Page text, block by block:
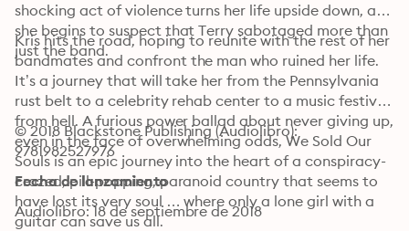
shocking act of violence turns her life upside down, and
she begins to suspect that Terry sabotaged more than
just the band.
Kris hits the road, hoping to reunite with the rest of her
bandmates and confront the man who ruined her life.
It’s a journey that will take her from the Pennsylvania
rust belt to a celebrity rehab center to a music festival
from hell. A furious power ballad about never giving up,
even in the face of overwhelming odds, We Sold Our
Souls is an epic journey into the heart of a conspiracy-
crazed, pill-popping, paranoid country that seems to
have lost its very soul … where only a lone girl with a
guitar can save us all.
© 2018 Blackstone Publishing (Audiolibro):
9781982527976
Fecha de lanzamiento
Audiolibro: 18 de septiembre de 2018